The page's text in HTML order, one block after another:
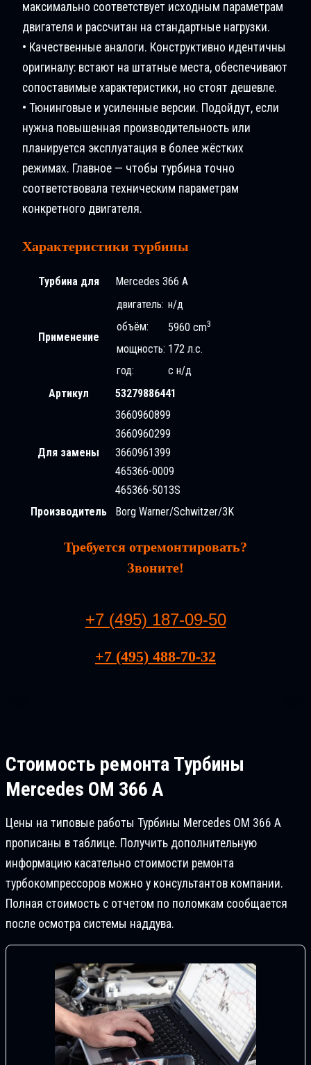
максимально соответствует исходным параметрам
двигателя и рассчитан на стандартные нагрузки.
• Качественные аналоги. Конструктивно идентичны
оригиналу: встают на штатные места, обеспечивают
сопоставимые характеристики, но стоят дешевле.
• Тюнинговые и усиленные версии. Подойдут, если
нужна повышенная производительность или
планируется эксплуатация в более жёстких
режимах. Главное — чтобы турбина точно
соответствовала техническим параметрам
конкретного двигателя.
Характеристики турбины
Турбина для Mercedes 366 A
Применение
двигатель: н/д
объём:
5960 cm3
мощность: 172 л.с.
год:
с н/д
Артикул
53279886441
Для замены
3660960899
3660960299
3660961399
465366-0009
465366-5013S
Производитель
Borg Warner/Schwitzer/3K
Требуется отремонтировать?
Звоните!
+7 (495) 187-09-50
+7 (495) 488-70-32
Стоимость ремонта Турбины
Mercedes OM 366 A
Цены на типовые работы Турбины Mercedes OM 366 A
прописаны в таблице. Получить дополнительную
информацию касательно стоимости ремонта
турбокомпрессоров можно у консультантов компании.
Полная стоимость с отчетом по поломкам сообщается
после осмотра системы наддува.